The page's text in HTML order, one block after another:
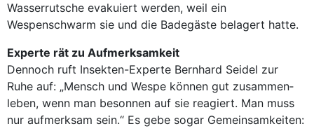
Wasserrutsche evakuiert werden, weil ein
Wespenschwarm sie und die Badegäste belagert hatte.
Experte rät zu Aufmerksamkeit
Dennoch ruft Insekten-Experte Bernhard Seidel zur
Ruhe auf: „Mensch und Wespe können gut zusammen­
leben, wenn man besonnen auf sie reagiert. Man muss
nur aufmerksam sein.“ Es gebe sogar Gemeinsamkeiten: